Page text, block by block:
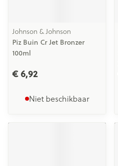
Johnson & Johnson
Piz Buin Cr Jet Bronzer
100ml
€ 6,92
Niet beschikbaar